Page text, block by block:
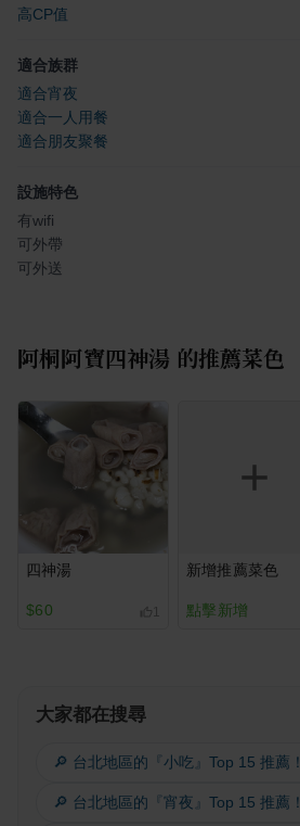
高CP值
適合族群
適合宵夜
適合一人用餐
適合朋友聚餐
設施特色
有wifi
可外帶
可外送
阿桐阿寶四神湯 的推薦菜色
四神湯
$60 1
新增推薦菜色
點擊新增
大家都在搜尋
🔎 台北地區的『小吃』Top 15 推薦！
🔎 台北地區的『宵夜』Top 15 推薦！